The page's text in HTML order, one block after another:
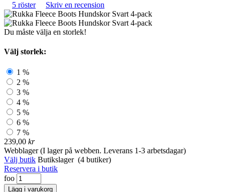
5 röster Skriv en recension
Du måste välja en storlek!
Välj storlek:
1 %
2 %
3 %
4 %
5 %
6 %
7 %
239,00 kr
Webblager(I lager på webben. Leverans 1-3 arbetsdagar)
Välj butik Butikslager(4 butiker)
Reservera i butik
foo